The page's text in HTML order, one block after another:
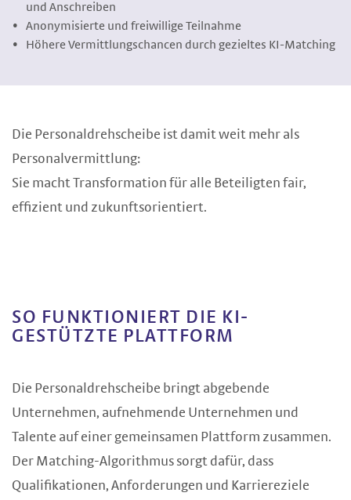
und Anschreiben
Anonymisierte und freiwillige Teilnahme
Höhere Vermittlungschancen durch gezieltes KI-Matching
Die Personaldrehscheibe ist damit weit mehr als
Personalvermittlung:
Sie macht Transformation für alle Beteiligten fair,
effizient und zukunftsorientiert.
SO FUNKTIONIERT DIE KI-
GESTÜTZTE PLATTFORM
Die Personaldrehscheibe bringt abgebende
Unternehmen, aufnehmende Unternehmen und
Talente auf einer gemeinsamen Plattform zusammen.
Der Matching-Algorithmus sorgt dafür, dass
Qualifikationen, Anforderungen und Karriereziele